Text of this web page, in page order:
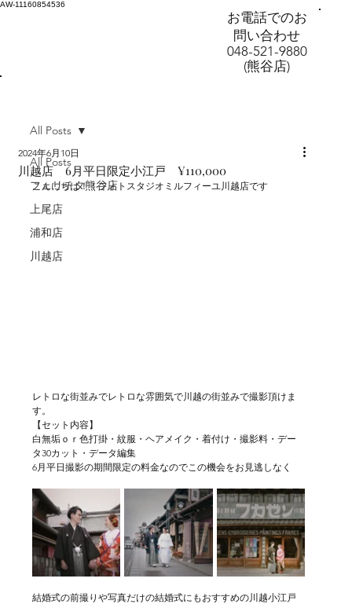
AW-11160854536
お電話でのお
問い合わせ
048-521-9880
(熊谷店)
All Posts
フェリチタ熊谷店
上尾店
浦和店
川越店
All Posts
川越店 6月平日限定小江戸 ¥110,000
2024年6月10日
こんにちは！！フォトスタジオミルフィーユ川越店です
レトロな街並みでレトロな雰囲気で川越の街並みで撮影頂けま
す。
【セット内容】
白無垢ｏｒ色打掛・紋服・ヘアメイク・着付け・撮影料・デー
タ30カット・データ編集
6月平日撮影の期間限定の料金なのでこの機会をお見逃しなく
結婚式の前撮りや写真だけの結婚式にもおすすめの川越小江戸